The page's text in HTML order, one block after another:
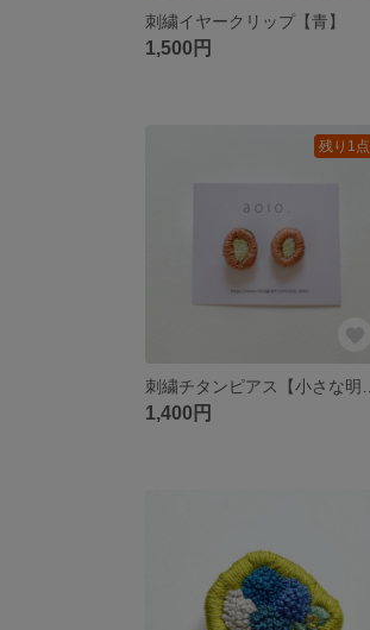
刺繍イヤークリップ【青】
1,500円
残り1点
1,400円